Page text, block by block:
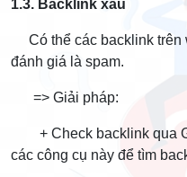
1.3. Backlink xấu
Có thể các backlink trên
đánh giá là spam.
=> Giải pháp:
+ Check backlink qua
các công cụ này để tìm